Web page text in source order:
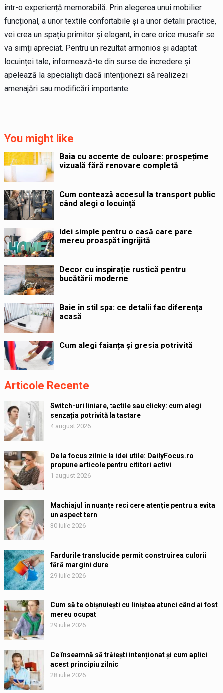
într-o experiență memorabilă. Prin alegerea unui mobilier
funcțional, a unor textile confortabile și a unor detalii practice,
vei crea un spațiu primitor și elegant, în care orice musafir se
va simți apreciat. Pentru un rezultat armonios și adaptat
locuinței tale, informează-te din surse de încredere și
apelează la specialiști dacă intenționezi să realizezi
amenajări sau modificări importante.
You might like
Baia cu accente de culoare: prospețime
vizuală fără renovare completă
Cum contează accesul la transport public
când alegi o locuință
Idei simple pentru o casă care pare
mereu proaspăt îngrijită
Decor cu inspirație rustică pentru
bucătării moderne
Baie în stil spa: ce detalii fac diferența
acasă
Cum alegi faianța și gresia potrivită
Articole Recente
Switch-uri liniare, tactile sau clicky: cum alegi
senzația potrivită la tastare
4 august 2026
De la focus zilnic la idei utile: DailyFocus.ro
propune articole pentru cititori activi
1 august 2026
Machiajul în nuanțe reci cere atenție pentru a evita
un aspect tern
30 iulie 2026
Fardurile translucide permit construirea culorii
fără margini dure
29 iulie 2026
Cum să te obișnuiești cu liniștea atunci când ai fost
mereu ocupat
29 iulie 2026
Ce înseamnă să trăiești intenționat și cum aplici
acest principiu zilnic
28 iulie 2026